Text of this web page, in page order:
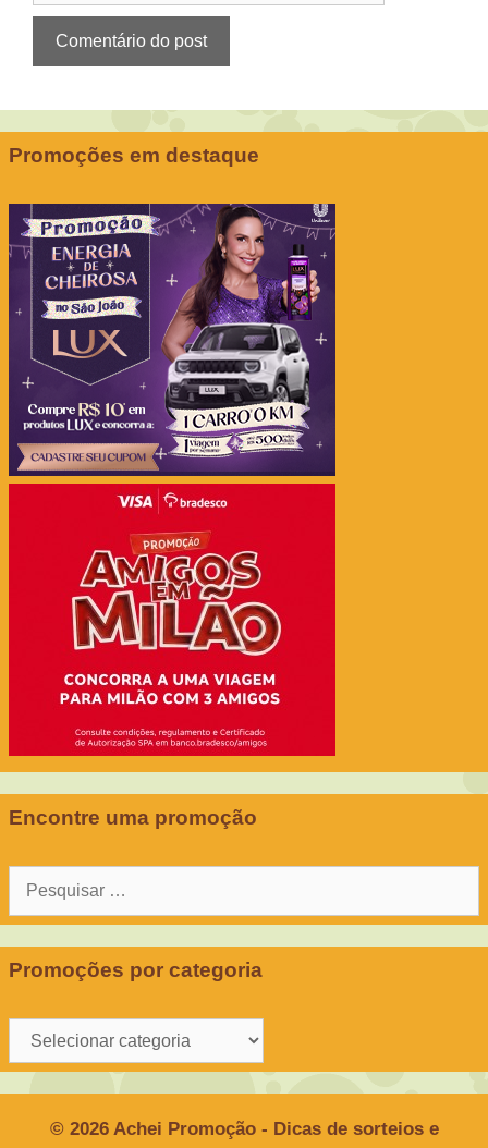
Promoções em destaque
Encontre uma promoção
Pesquisar
Promoções por categoria
Promoções
por
© 2026 Achei Promoção - Dicas de sorteios e